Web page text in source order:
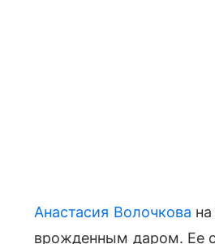
Анастасия Волочкова
врожденным даром. Ее